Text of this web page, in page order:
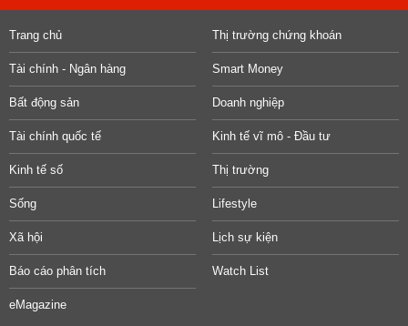
Trang chủ Thị trường chứng khoán
Tài chính - Ngân hàng Smart Money
Bất động sản Doanh nghiệp
Tài chính quốc tế Kinh tế vĩ mô - Đầu tư
Kinh tế số Thị trường
Sống Lifestyle
Xã hội Lịch sự kiện
Báo cáo phân tích Watch List
eMagazine